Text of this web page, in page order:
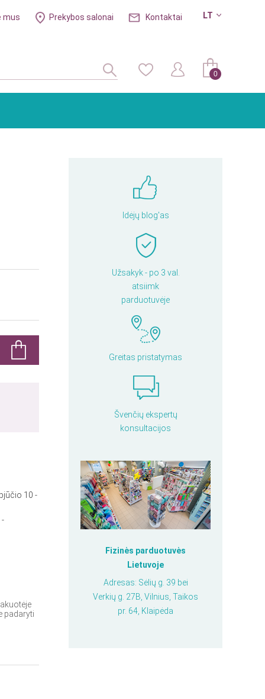
LT
mus Prekybos salonai Kontaktai
0
Idėjų blog'as
Užsakyk - po 3 val.
atsiimk
parduotuvėje
Greitas pristatymas
Švenčių ekspertų
konsultacijos
Fizinės parduotuvės
Lietuvoje
Adresas: Sėlių g. 39 bei
Verkių g. 27B, Vilnius, Taikos
pr. 64, Klaipėda
10 -
-
padaryti